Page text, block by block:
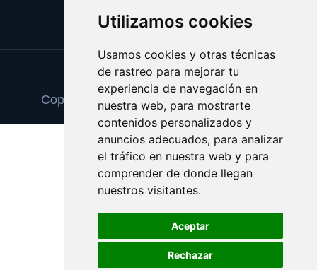
Utilizamos cookies
Usamos cookies y otras técnicas
de rastreo para mejorar tu
experiencia de navegación en
nuestra web, para mostrarte
contenidos personalizados y
anuncios adecuados, para analizar
el tráfico en nuestra web y para
comprender de donde llegan
nuestros visitantes.
Aceptar
Rechazar
Update cookies preferences
Copyright © 2025 publicworldopinion.com